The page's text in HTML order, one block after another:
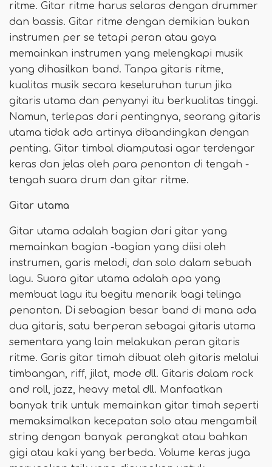
ritme. Gitar ritme harus selaras dengan drummer
dan bassis. Gitar ritme dengan demikian bukan
instrumen per se tetapi peran atau gaya
memainkan instrumen yang melengkapi musik
yang dihasilkan band. Tanpa gitaris ritme,
kualitas musik secara keseluruhan turun jika
gitaris utama dan penyanyi itu berkualitas tinggi.
Namun, terlepas dari pentingnya, seorang gitaris
utama tidak ada artinya dibandingkan dengan
penting. Gitar timbal diamputasi agar terdengar
keras dan jelas oleh para penonton di tengah -
tengah suara drum dan gitar ritme.
Gitar utama
Gitar utama adalah bagian dari gitar yang
memainkan bagian -bagian yang diisi oleh
instrumen, garis melodi, dan solo dalam sebuah
lagu. Suara gitar utama adalah apa yang
membuat lagu itu begitu menarik bagi telinga
penonton. Di sebagian besar band di mana ada
dua gitaris, satu berperan sebagai gitaris utama
sementara yang lain melakukan peran gitaris
ritme. Garis gitar timah dibuat oleh gitaris melalui
timbangan, riff, jilat, mode dll. Gitaris dalam rock
and roll, jazz, heavy metal dll. Manfaatkan
banyak trik untuk memainkan gitar timah seperti
memaksimalkan kecepatan solo atau mengambil
string dengan banyak perangkat atau bahkan
gigi atau kaki yang berbeda. Volume keras juga